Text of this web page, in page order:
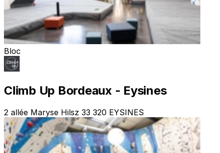
Bloc
Climb Up Bordeaux - Eysines
2 allée Maryse Hilsz 33 320 EYSINES